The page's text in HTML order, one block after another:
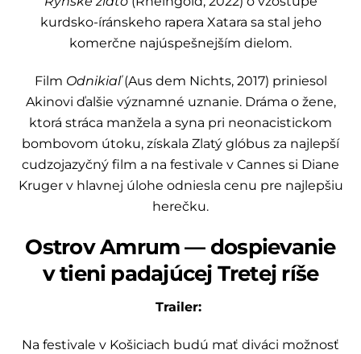
kurdsko-íránskeho rapera Xatara sa stal jeho
komerčne najúspešnejším dielom.
Film Odnikiaľ(Aus dem Nichts, 2017) priniesol
Akinovi ďalšie významné uznanie. Dráma o žene,
ktorá stráca manžela a syna pri neonacistickom
bombovom útoku, získala Zlatý glóbus za najlepší
cudzojazyčný film a na festivale v Cannes si Diane
Kruger v hlavnej úlohe odniesla cenu pre najlepšiu
herečku.
Ostrov Amrum — dospievanie
v tieni padajúcej Tretej ríše
Trailer:
Na festivale v Košiciach budú mať diváci možnosť